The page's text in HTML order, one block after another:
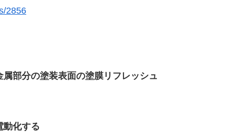
2856
部分の塗装表面の塗膜リフレッシュ
化する